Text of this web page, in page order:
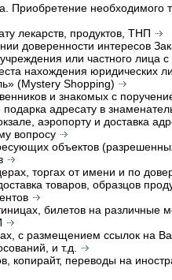
Приобретение
лекарств, продуктов, ТНП
доверенности интересов
или частного лица
нахождения юридических
(Mystery Shopping)
и знакомых с
адресату в
аэропорту и доставка
вопросу
объектов
торгах от имени и по
товаров, образцов
билетов на различные
с размещением ссылок на
и т.д.
копирайт, переводы на